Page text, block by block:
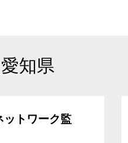
愛知県
ットワーク監